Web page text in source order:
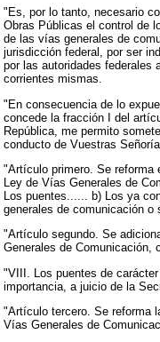
"Es, por lo tanto, necesario
Obras Públicas el control de
de las vías generales de
jurisdicción federal, por ser
por las autoridades federales
corrientes mismas.
"En consecuencia de lo
concede la fracción I del
República, me permito
conducto de Vuestras
"Artículo primero. Se
Ley de Vías Generales de
Los puentes...... b) Los ya
generales de comunicación o
"Artículo segundo. Se
Generales de Comunicación,
"VIII. Los puentes de
importancia, a juicio de la
"Artículo tercero. Se reforma
Vías Generales de